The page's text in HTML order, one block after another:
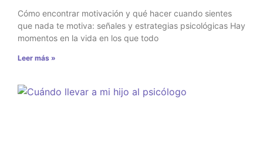
Cómo encontrar motivación y qué hacer cuando sientes
que nada te motiva: señales y estrategias psicológicas Hay
momentos en la vida en los que todo
Leer más »